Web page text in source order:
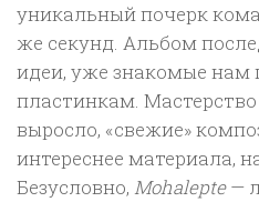
уникальный почерк
же секунд. Альбом
идеи, уже знакомые
пластинкам.
выросло, «свежие»
интереснее материала,
Безусловно, Mohalepte—